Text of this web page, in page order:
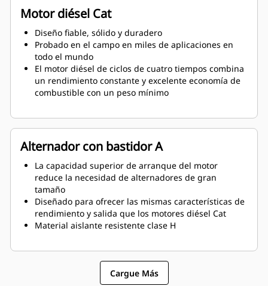
Motor diésel Cat
Diseño fiable, sólido y duradero
Probado en el campo en miles de aplicaciones en
todo el mundo
El motor diésel de ciclos de cuatro tiempos combina
un rendimiento constante y excelente economía de
combustible con un peso mínimo
Alternador con bastidor A
La capacidad superior de arranque del motor
reduce la necesidad de alternadores de gran
tamaño
Diseñado para ofrecer las mismas características de
rendimiento y salida que los motores diésel Cat
Material aislante resistente clase H
Cargue Más